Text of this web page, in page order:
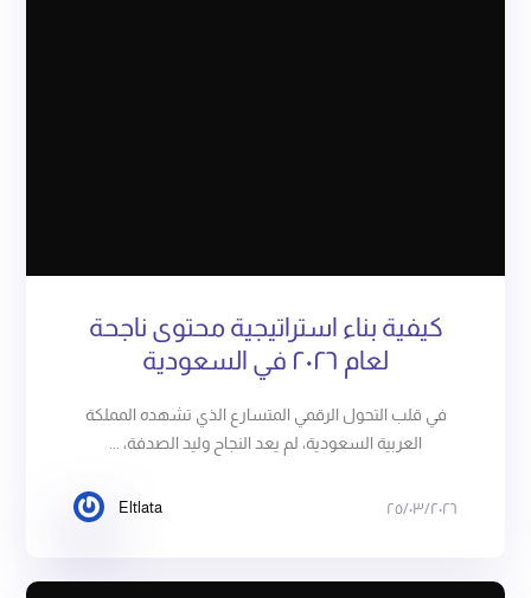
كيفية بناء استراتيجية محتوى ناجحة
لعام ٢٠٢٦ في السعودية
Eltlata ٢٥/٠٣/٢٠٢٦
في قلب التحول الرقمي المتسارع الذي تشهده المملكة
العربية السعودية، لم يعد النجاح وليد الصدفة، ...